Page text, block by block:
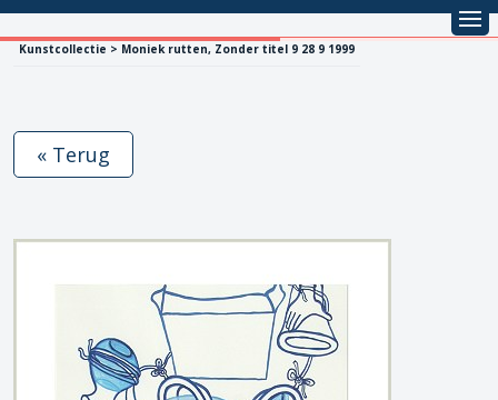
Kunstcollectie > Moniek rutten, Zonder titel 9 28 9 1999
« Terug